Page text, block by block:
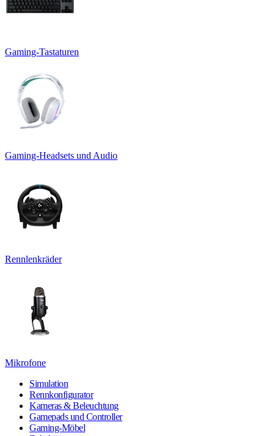
Gaming-Tastaturen
Gaming-Headsets und Audio
Rennlenkräder
Mikrofone
Simulation
Rennkonfigurator
Kameras & Beleuchtung
Gamepads und Controller
Gaming-Möbel